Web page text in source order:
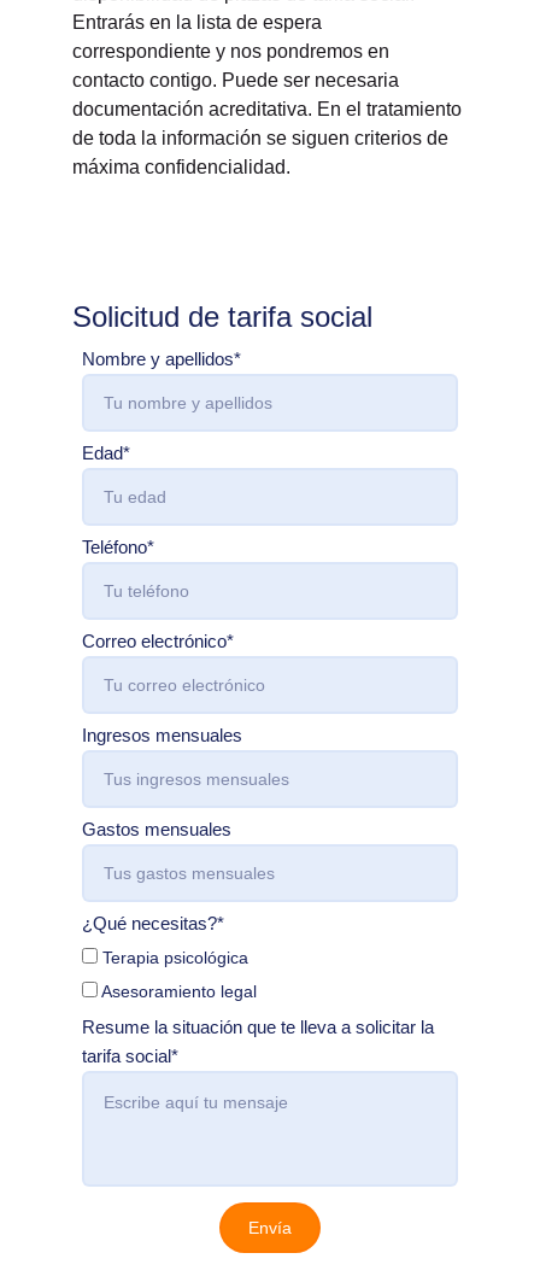
Entrarás en la lista de espera
correspondiente y nos pondremos en
contacto contigo. Puede ser necesaria
documentación acreditativa. En el tratamiento
de toda la información se siguen criterios de
máxima confidencialidad.
Nombre y apellidos*
Edad*
Teléfono*
Correo electrónico*
Ingresos mensuales
Gastos mensuales
¿Qué necesitas?*
Terapia psicológica
Asesoramiento legal
Resume la situación que te lleva a solicitar la
tarifa social*
Envía
Solicitud de tarifa social